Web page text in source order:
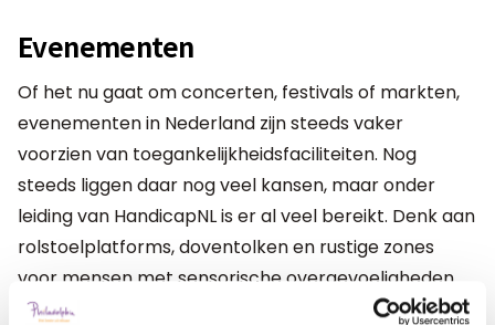
Evenementen
Of het nu gaat om concerten, festivals of markten,
evenementen in Nederland zijn steeds vaker
voorzien van toegankelijkheidsfaciliteiten. Nog
steeds liggen daar nog veel kansen, maar onder
leiding van HandicapNL is er al veel bereikt. Denk aan
rolstoelplatforms, doventolken en rustige zones
voor mensen met sensorische overgevoeligheden.
Op de
vind je festivals en